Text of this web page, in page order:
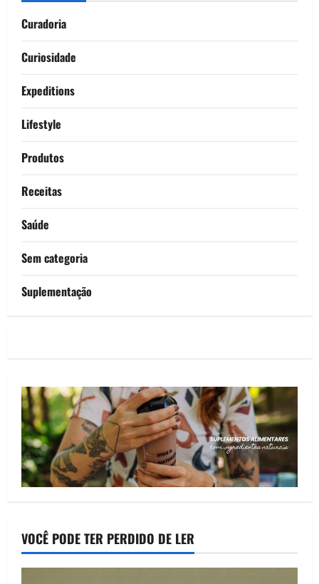
Curadoria
Curiosidade
Expeditions
Lifestyle
Produtos
Receitas
Saúde
Sem categoria
Suplementação
VOCÊ PODE TER PERDIDO DE LER